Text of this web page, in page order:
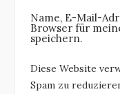
Name, E-Mail-
Browser für
speichern.
Diese Website
Spam zu